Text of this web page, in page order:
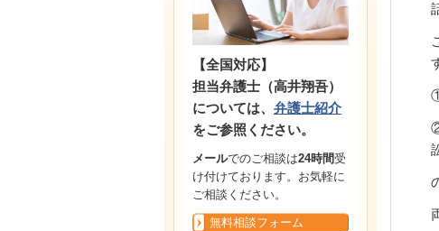
【全国対応】
担当弁護士（高井翔吾）
については、 弁護士紹介
をご参照ください。
メールでのご相談は24時間受
け付けております。お気軽に
ご相談ください。
無料相談フォーム